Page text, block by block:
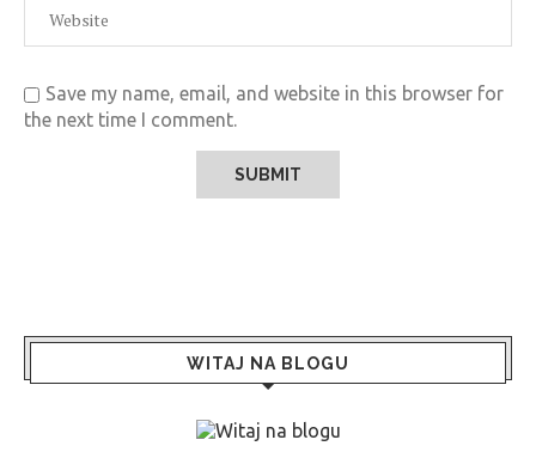
Save my name, email, and website in this browser for
the next time I comment.
WITAJ NA BLOGU